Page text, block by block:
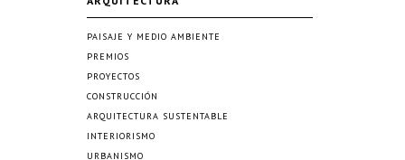
PAISAJE Y MEDIO AMBIENTE
PREMIOS
PROYECTOS
CONSTRUCCIÓN
ARQUITECTURA SUSTENTABLE
INTERIORISMO
URBANISMO